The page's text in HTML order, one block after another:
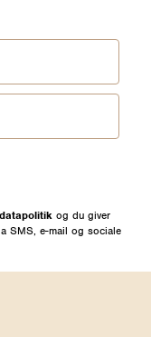
og du giver
SMS, e-mail og sociale